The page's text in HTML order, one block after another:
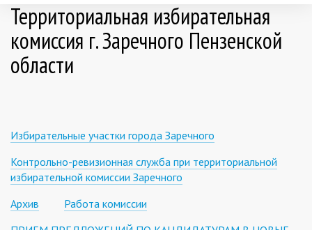
Территориальная избирательная
комиссия г. Заречного Пензенской
области
Избирательные участки города Заречного
Контрольно-ревизионная служба при территориальной
избирательной комиссии Заречного
Архив
Работа комиссии